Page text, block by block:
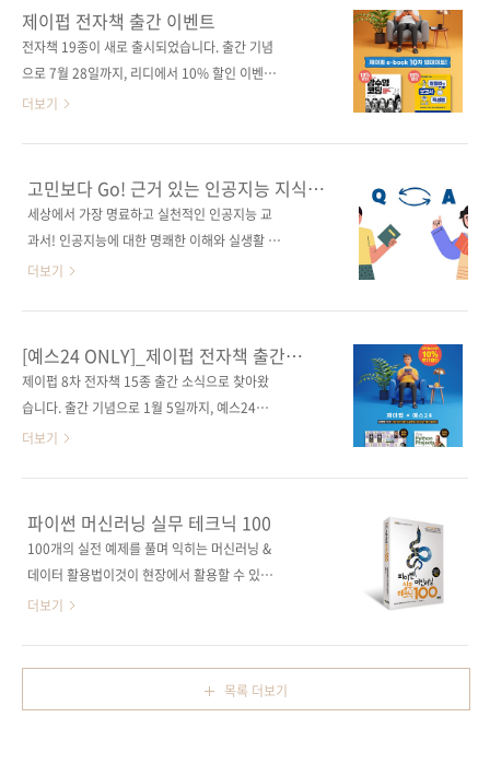
모음 바로가기 [오직 예스24에서만 10% 추가할
인] 이벤트 정보: https://bit.ly/3Pqs3Ji [제이
펍 IT 할인전] 내 손 안의 최신 IT! 신..
필수입니다. 하지만 기존의 소프트웨어 테스트
기법이 AI 소프트웨어 테스트에도 적합할까요?
아니오, 그렇지 않습니다. 열심히 답변을 작성하
어와 '정답이 없고 내부 과정을 이해하기 어려운'
AI 소프트웨어는 테스트 방법도 다릅니다. 일반
결과물 사이의 관계를 명확히 이해할 수 있지만,
AI 모델에서는 입력 데이터와 결과물 사이의 관
계가 복잡할 수 있습니다. 이러한 이유로 AI 소프
트..
제이펍 전자책 출간 이벤트
전자책 19종이 새로 출시되었습니다. 출간 기념
으로 7월 28일까지, 리디에서 10% 할인 이벤트
진행합니다. 많은 분들이 요청하셨던 [쏙쏙 들어
종의 신규 전자책(PDF 기반)의 판매가 시작되었
습니다. 아래에서 저희 제이펍이 펴낸 전자책 전
체 리스트를 확인해 보시기 바랍니다. 제이펍이
펍이 펴낸 전자책 모음 리디북스 🛒
https://bit.ly/3QUOIMb 🛒교보문고
https://bit.ly/3OKTsTj
더보기
고민보다 Go! 근거 있는 인공지능 지식을
위한 한 권!
세상에서 가장 명료하고 실천적인 인공지능 교
과서! 인공지능에 대한 명쾌한 이해와 실생활 활
용을 위한 알기 쉬운 문답집! '인공지능, AI, 사물
어렴풋이는 알아봤어. 근데 결국 아는 건 겉핥기
식의 사전적 의미뿐.... 더 이상은 하... 뭔 소린지
모르겠다;;' 아아... 이럴려고 알아본 건 아닌데...
금세 휘발되고 마는 지식들에 질리셨나요? 미래
를 대비해야 해서 알아는 둬야겠는데, 범람하는
나요? 이 책은 그런 당신을 위해 태어났습니다!
어려운 수준의 IT 지식, 외계어 같은 전문 용어,
고차원의 수학,..
더보기
[예스24 ONLY]_제이펍 전자책 출간
이벤트
제이펍 8차 전자책 15종 출간 소식으로 찾아왔
습니다. 출간 기념으로 1월 5일까지, 예스24에
서 10% 할인 이벤트 진행합니다. 제이펍이 펴낸
월 20일(15종) 유저가 모이는 모바일 RPG 기획
작법서 인공지능(제4판) 2 인공지능(제4판) 1
21개의 작고 재미난 파이썬 프로젝트 블록체인
골라 배우는 안드로이드 스튜디오 Arctic Fox &
프로그래밍 세상에서 제일 쉬운 키네마스터 영
상 편집 파이썬으로 배우는 게임 개발 실전편 파
이썬으로 배우는 게임 개발 입문편 검색을 위한
더보기
파이썬 머신러닝 실무 테크닉 100
100개의 실전 예제를 풀며 익히는 머신러닝 &
데이터 활용법이것이 현장에서 활용할 수 있는
데이터 활용술! 도서 구매 사이트(가나다순)교보
문고] [구글북스] [리디북스] [알라딘] [예스이십
사] 출판사 제이펍도서명 파이썬 머신러닝 실무
더보기
목록 더보기